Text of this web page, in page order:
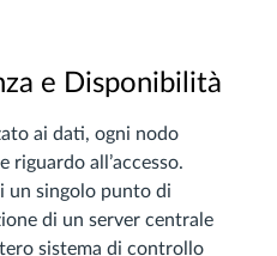
e Disponibilità
ai dati, ogni nodo
riguardo all’accesso.
un singolo punto di
di un server centrale
sistema di controllo